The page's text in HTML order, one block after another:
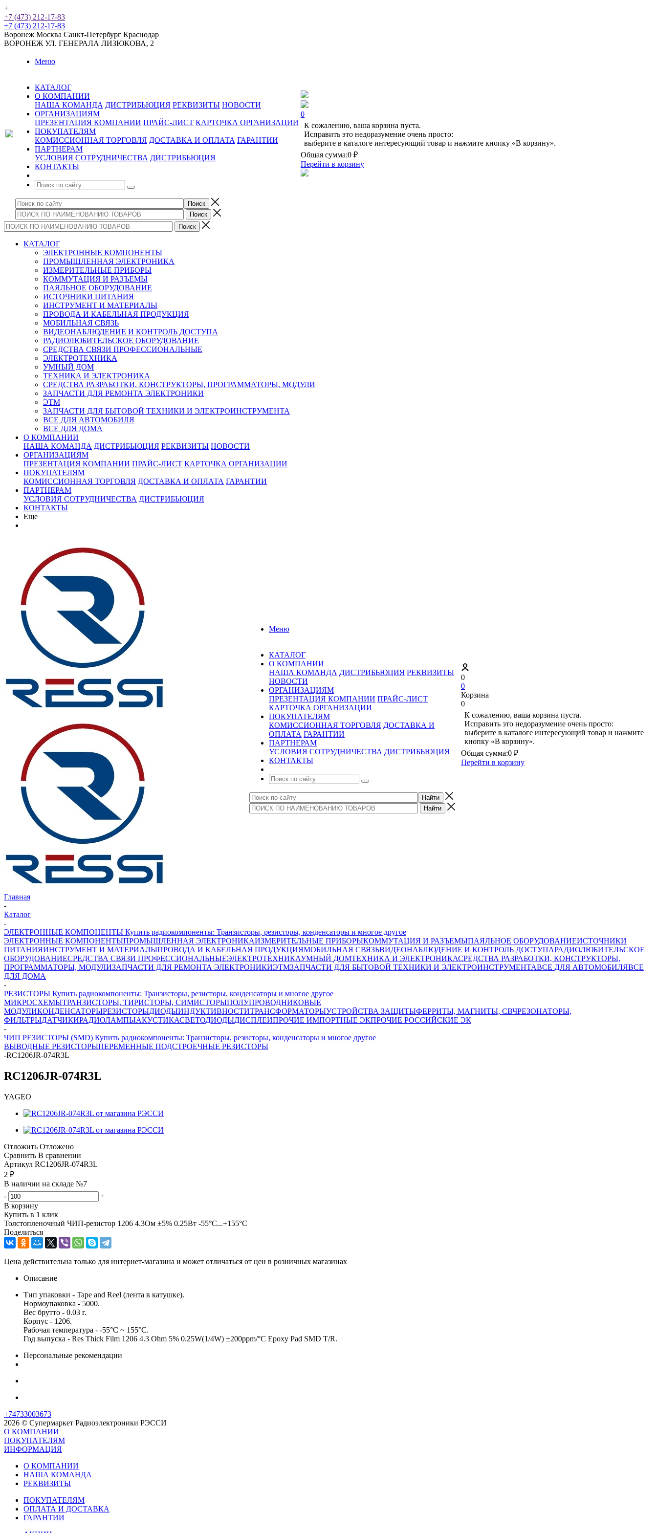
+
+7 (473) 212-17-83
+7 (473) 212-17-83
Воронеж Москва Санкт-Петербург Краснодар
ВОРОНЕЖ УЛ. ГЕНЕРАЛА ЛИЗЮКОВА, 2
Меню
КАТАЛОГ
О КОМПАНИИ
НАША КОМАНДА ДИСТРИБЬЮЦИЯ РЕКВИЗИТЫ НОВОСТИ
ОРГАНИЗАЦИЯМ
ПРЕЗЕНТАЦИЯ КОМПАНИИ ПРАЙС-ЛИСТ КАРТОЧКА ОРГАНИЗАЦИИ
ПОКУПАТЕЛЯМ
КОМИССИОННАЯ ТОРГОВЛЯ ДОСТАВКА И ОПЛАТА ГАРАНТИИ
ПАРТНЕРАМ
УСЛОВИЯ СОТРУДНИЧЕСТВА ДИСТРИБЬЮЦИЯ
КОНТАКТЫ
0
К сожалению, ваша корзина пуста.
Исправить это недоразумение очень просто:
выберите в каталоге интересующий товар и нажмите кнопку «В корзину».
Общая сумма:0 ₽
Перейти в корзину
КАТАЛОГ
ЭЛЕКТРОННЫЕ КОМПОНЕНТЫ
ПРОМЫШЛЕННАЯ ЭЛЕКТРОНИКА
ИЗМЕРИТЕЛЬНЫЕ ПРИБОРЫ
КОММУТАЦИЯ И РАЗЪЕМЫ
ПАЯЛЬНОЕ ОБОРУДОВАНИЕ
ИСТОЧНИКИ ПИТАНИЯ
ИНСТРУМЕНТ И МАТЕРИАЛЫ
ПРОВОДА И КАБЕЛЬНАЯ ПРОДУКЦИЯ
МОБИЛЬНАЯ СВЯЗЬ
ВИДЕОНАБЛЮДЕНИЕ И КОНТРОЛЬ ДОСТУПА
РАДИОЛЮБИТЕЛЬСКОЕ ОБОРУДОВАНИЕ
СРЕДСТВА СВЯЗИ ПРОФЕССИОНАЛЬНЫЕ
ЭЛЕКТРОТЕХНИКА
УМНЫЙ ДОМ
ТЕХНИКА И ЭЛЕКТРОНИКА
СРЕДСТВА РАЗРАБОТКИ, КОНСТРУКТОРЫ, ПРОГРАММАТОРЫ, МОДУЛИ
ЗАПЧАСТИ ДЛЯ РЕМОНТА ЭЛЕКТРОНИКИ
ЭТМ
ЗАПЧАСТИ ДЛЯ БЫТОВОЙ ТЕХНИКИ И ЭЛЕКТРОИНСТРУМЕНТА
ВСЕ ДЛЯ АВТОМОБИЛЯ
ВСЕ ДЛЯ ДОМА
О КОМПАНИИ
НАША КОМАНДА ДИСТРИБЬЮЦИЯ РЕКВИЗИТЫ НОВОСТИ
ОРГАНИЗАЦИЯМ
ПРЕЗЕНТАЦИЯ КОМПАНИИ ПРАЙС-ЛИСТ КАРТОЧКА ОРГАНИЗАЦИИ
ПОКУПАТЕЛЯМ
КОМИССИОННАЯ ТОРГОВЛЯ ДОСТАВКА И ОПЛАТА ГАРАНТИИ
ПАРТНЕРАМ
УСЛОВИЯ СОТРУДНИЧЕСТВА ДИСТРИБЬЮЦИЯ
КОНТАКТЫ
Еще
Меню
КАТАЛОГ
О КОМПАНИИ
НАША КОМАНДА ДИСТРИБЬЮЦИЯ РЕКВИЗИТЫ
НОВОСТИ
ОРГАНИЗАЦИЯМ
ПРЕЗЕНТАЦИЯ КОМПАНИИ ПРАЙС-ЛИСТ
КАРТОЧКА ОРГАНИЗАЦИИ
ПОКУПАТЕЛЯМ
КОМИССИОННАЯ ТОРГОВЛЯ ДОСТАВКА И
ОПЛАТА ГАРАНТИИ
ПАРТНЕРАМ
УСЛОВИЯ СОТРУДНИЧЕСТВА ДИСТРИБЬЮЦИЯ
КОНТАКТЫ
0
0
Корзина
0
К сожалению, ваша корзина пуста.
Исправить это недоразумение очень просто:
выберите в каталоге интересующий товар и нажмите
кнопку «В корзину».
Общая сумма:0 ₽
Перейти в корзину
Главная
-
Каталог
-
ЭЛЕКТРОННЫЕ КОМПОНЕНТЫ Купить радиокомпоненты: Транзисторы, резисторы, конденсаторы и многое другое
ЭЛЕКТРОННЫЕ КОМПОНЕНТЫПРОМЫШЛЕННАЯ ЭЛЕКТРОНИКАИЗМЕРИТЕЛЬНЫЕ ПРИБОРЫКОММУТАЦИЯ И РАЗЪЕМЫПАЯЛЬНОЕ ОБОРУДОВАНИЕИСТОЧНИКИ
ПИТАНИЯИНСТРУМЕНТ И МАТЕРИАЛЫПРОВОДА И КАБЕЛЬНАЯ ПРОДУКЦИЯМОБИЛЬНАЯ СВЯЗЬВИДЕОНАБЛЮДЕНИЕ И КОНТРОЛЬ ДОСТУПАРАДИОЛЮБИТЕЛЬСКОЕ
ОБОРУДОВАНИЕСРЕДСТВА СВЯЗИ ПРОФЕССИОНАЛЬНЫЕЭЛЕКТРОТЕХНИКАУМНЫЙ ДОМТЕХНИКА И ЭЛЕКТРОНИКАСРЕДСТВА РАЗРАБОТКИ, КОНСТРУКТОРЫ,
ПРОГРАММАТОРЫ, МОДУЛИЗАПЧАСТИ ДЛЯ РЕМОНТА ЭЛЕКТРОНИКИЭТМЗАПЧАСТИ ДЛЯ БЫТОВОЙ ТЕХНИКИ И ЭЛЕКТРОИНСТРУМЕНТАВСЕ ДЛЯ АВТОМОБИЛЯВСЕ
ДЛЯ ДОМА
-
РЕЗИСТОРЫ Купить радиокомпоненты: Транзисторы, резисторы, конденсаторы и многое другое
МИКРОСХЕМЫТРАНЗИСТОРЫ, ТИРИСТОРЫ, СИМИСТОРЫПОЛУПРОВОДНИКОВЫЕ
МОДУЛИКОНДЕНСАТОРЫРЕЗИСТОРЫДИОДЫИНДУКТИВНОСТИТРАНСФОРМАТОРЫУСТРОЙСТВА ЗАЩИТЫФЕРРИТЫ, МАГНИТЫ, СВЧРЕЗОНАТОРЫ,
ФИЛЬТРЫДАТЧИКИРАДИОЛАМПЫАКУСТИКАСВЕТОДИОДЫДИСПЛЕИПРОЧИЕ ИМПОРТНЫЕ ЭКПРОЧИЕ РОССИЙСКИЕ ЭК
-
ЧИП РЕЗИСТОРЫ (SMD) Купить радиокомпоненты: Транзисторы, резисторы, конденсаторы и многое другое
ВЫВОДНЫЕ РЕЗИСТОРЫПЕРЕМЕННЫЕ ПОДСТРОЕЧНЫЕ РЕЗИСТОРЫ
-RC1206JR-074R3L
RC1206JR-074R3L
YAGEO
Отложить Отложено
Сравнить В сравнении
Артикул RC1206JR-074R3L
2 ₽
В наличии на складе №7
-
+
В корзину
Купить в 1 клик
Толстопленочный ЧИП-резистор 1206 4.3Ом ±5% 0.25Вт -55°С...+155°С
Поделиться
Цена действительна только для интернет-магазина и может отличаться от цен в розничных магазинах
Описание
Тип упаковки - Tape and Reel (лента в катушке).
Нормоупаковка - 5000.
Вес брутто - 0.03 г.
Корпус - 1206.
Рабочая температура - -55°C ~ 155°C.
Год выпуска - Res Thick Film 1206 4.3 Ohm 5% 0.25W(1/4W) ±200ppm/°C Epoxy Pad SMD T/R.
Персональные рекомендации
+74733003673
2026 © Супермаркет Радиоэлектроники РЭССИ
О КОМПАНИИ
ПОКУПАТЕЛЯМ
ИНФОРМАЦИЯ
О КОМПАНИИ
НАША КОМАНДА
РЕКВИЗИТЫ
ПОКУПАТЕЛЯМ
ОПЛАТА И ДОСТАВКА
ГАРАНТИИ